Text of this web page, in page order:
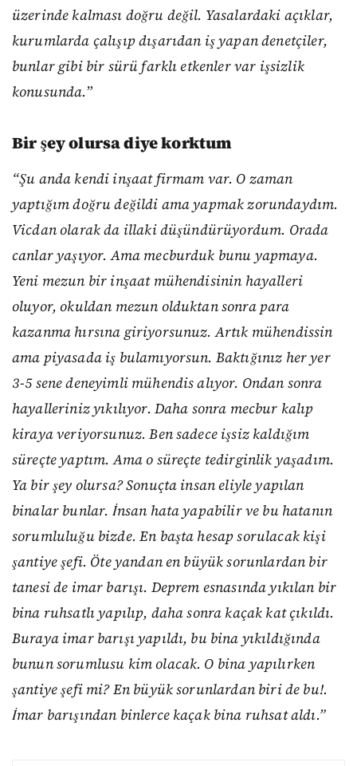
üzerinde kalması doğru değil. Yasalardaki açıklar,
kurumlarda çalışıp dışarıdan iş yapan denetçiler,
bunlar gibi bir sürü farklı etkenler var işsizlik
konusunda.”
Bir şey olursa diye korktum
“Şu anda kendi inşaat firmam var. O zaman
yaptığım doğru değildi ama yapmak zorundaydım.
Vicdan olarak da illaki düşündürüyordum. Orada
canlar yaşıyor. Ama mecburduk bunu yapmaya.
Yeni mezun bir inşaat mühendisinin hayalleri
oluyor, okuldan mezun olduktan sonra para
kazanma hırsına giriyorsunuz. Artık mühendissin
ama piyasada iş bulamıyorsun. Baktığınız her yer
3-5 sene deneyimli mühendis alıyor. Ondan sonra
hayalleriniz yıkılıyor. Daha sonra mecbur kalıp
kiraya veriyorsunuz. Ben sadece işsiz kaldığım
süreçte yaptım. Ama o süreçte tedirginlik yaşadım.
Ya bir şey olursa? Sonuçta insan eliyle yapılan
binalar bunlar. İnsan hata yapabilir ve bu hatanın
sorumluluğu bizde. En başta hesap sorulacak kişi
şantiye şefi. Öte yandan en büyük sorunlardan bir
tanesi de imar barışı. Deprem esnasında yıkılan bir
bina ruhsatlı yapılıp, daha sonra kaçak kat çıkıldı.
Buraya imar barışı yapıldı, bu bina yıkıldığında
bunun sorumlusu kim olacak. O bina yapılırken
şantiye şefi mi? En büyük sorunlardan biri de bu!.
İmar barışından binlerce kaçak bina ruhsat aldı.”